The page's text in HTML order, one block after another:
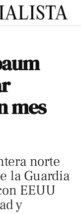
mes
norte
la Guardia
EEUU
y